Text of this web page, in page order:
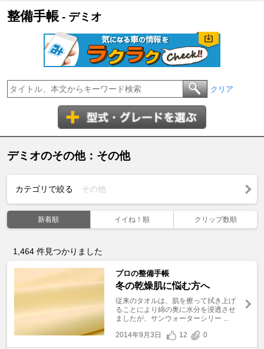
整備手帳 - デミオ
クリア
デミオのその他：その他
カテゴリで絞る その他
新着順 イイね！順 クリップ数順
1,464 件見つかりました
プロの整備手帳
冬の乾燥肌に悩む方へ
従来のタオルは、肌を擦って拭き上げ
ることにより綿の奥に水分を浸透させ
ましたが、サンウォーターシリー ...
2014年9月3日
12 0